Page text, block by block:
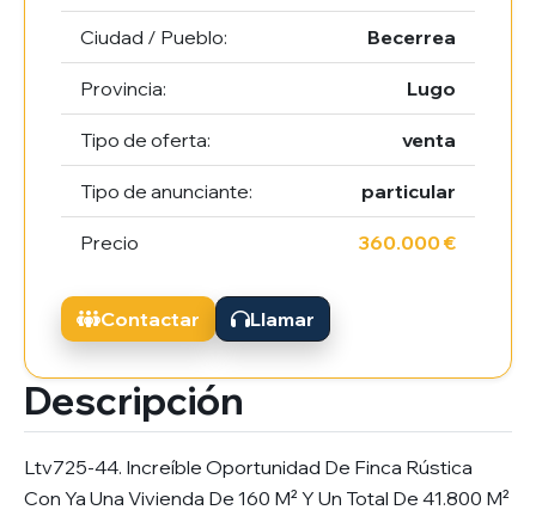
Descripción
Ltv725-44. Increíble Oportunidad De Finca Rústica
Con Ya Una Vivienda De 160 M² Y Un Total De 41.800 M²
Ciudad / Pueblo: Becerrea
Provincia: Lugo
Tipo de oferta: venta
Tipo de anunciante: particular
Precio 360.000 €
Contactar Llamar